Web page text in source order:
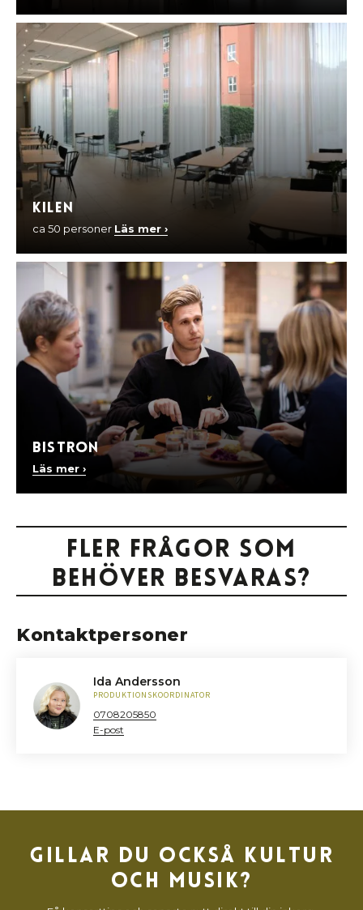
Kilen
ca 50 personer Läs mer ›
Bistron
Läs mer ›
Fler frågor som
behöver besvaras?
Kontaktpersoner
Ida Andersson
PRODUKTIONSKOORDINATOR
0708205850
E-post
Gillar du också kultur
och musik?